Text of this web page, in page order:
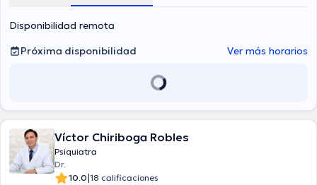
Disponibilidad remota
Próxima disponibilidad
Ver más horarios
Víctor Chiriboga Robles
Psiquiatra
Dr.
10.0|18 calificaciones